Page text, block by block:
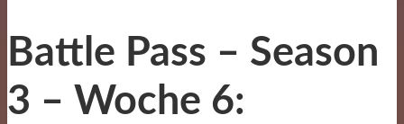
Battle Pass – Season
3 – Woche 6: